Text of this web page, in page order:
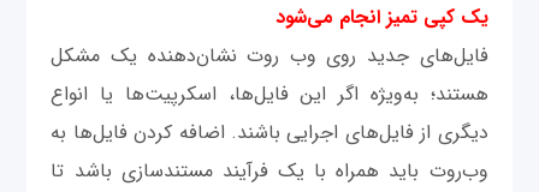
یک کپی تمیز انجام می‌شود
فایل‌های جدید روی وب روت نشان‌دهنده یک مشکل
هستند؛ به‌ویژه اگر این فایل‌ها، اسکرپیت‌ها یا انواع
دیگری از فایل‌های اجرایی باشند. اضافه کردن فایل‌ها به
وب‌روت باید همراه با یک فرآیند مستندسازی باشد تا